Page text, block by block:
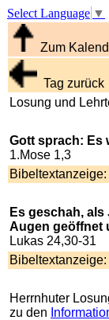
Select Language ▼
Zum
Tag zurück
Losung und
Gott sprach: Es
1.Mose 1,3
Bibeltextanzeige:
Es geschah,
Augen geöffnet
Lukas 24,30-31
Bibeltextanzeige:
Herrnhuter
zu den